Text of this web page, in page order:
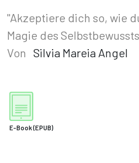
"Akzeptiere dich so, wie
Magie des
Von Silvia Mareia Angel
E-Book(EPUB)